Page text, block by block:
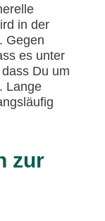
in der
Gegen
es unter
Du um
Lange
zur